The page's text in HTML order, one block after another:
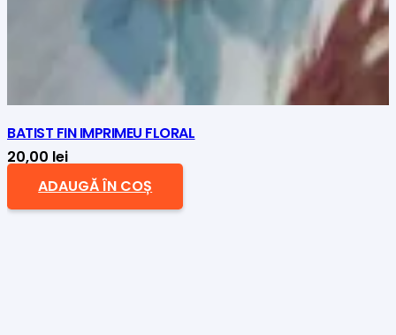
BATIST FIN IMPRIMEU FLORAL
20,00 lei
ADAUGĂ ÎN COȘ